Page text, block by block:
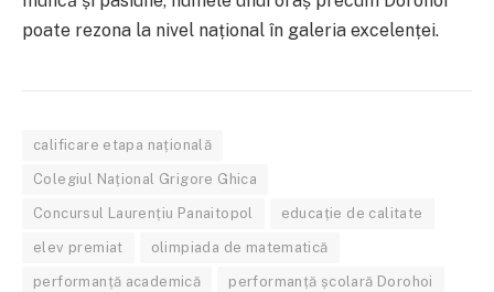
poate rezona la nivel național în galeria excelenței.
calificare etapa națională
Colegiul Național Grigore Ghica
Concursul Laurențiu Panaitopol educație de calitate
elev premiat olimpiada de matematică
performanță academică performanță școlară Dorohoi